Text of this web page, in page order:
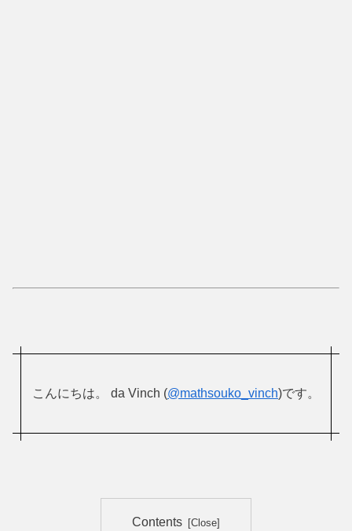
こんにちは。 da Vinch (@mathsouko_vinch)です。
Contents